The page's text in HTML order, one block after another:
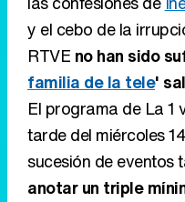
y el cebo de la
RTVE no han sido
familia de la tele'
El programa de La 1
tarde del miércoles
sucesión de eventos
anotar un triple